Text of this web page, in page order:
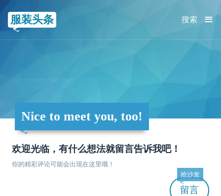
服装头条 ≡
搜索
Nice to meet you, too!
欢迎光临，有什么想法就留言告诉我吧！
你的精彩评论可能会出现在这里哦！
留言
抢沙发